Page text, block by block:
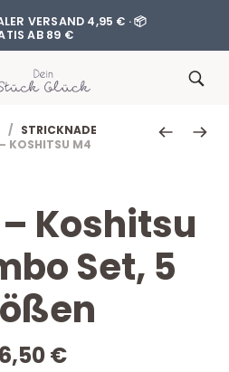
VERSAND 4,95 € · 📦
AB 89 €
/ STRICKNADE
KOSHITSU M4
Koshitsu
Set, 5
€